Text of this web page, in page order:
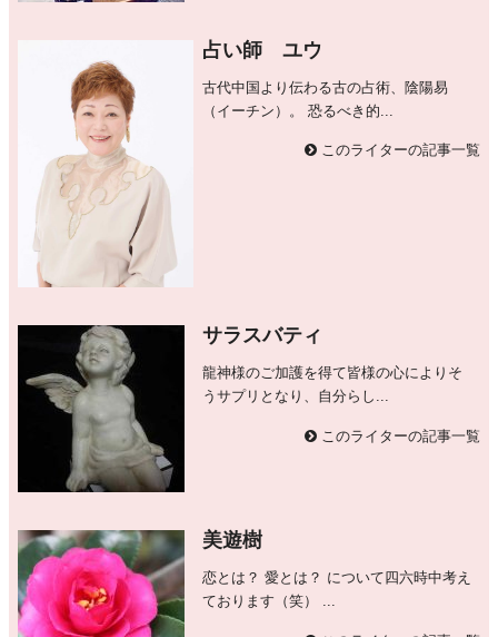
占い師 ユウ
古代中国より伝わる古の占術、陰陽易
（イーチン）。 恐るべき的...
このライターの記事一覧
サラスバティ
龍神様のご加護を得て皆様の心によりそ
うサプリとなり、自分らし...
このライターの記事一覧
美遊樹
恋とは？ 愛とは？ について四六時中考え
ております（笑） ...